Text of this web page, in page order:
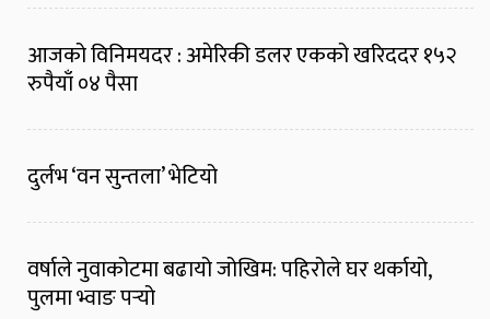
आजको विनिमयदर : अमेरिकी डलर एकको खरिददर १५२
रुपैयाँ ०४ पैसा
दुर्लभ ‘वन सुन्तला’ भेटियो
वर्षाले नुवाकोटमा बढायो जोखिम: पहिरोले घर थर्कायो,
पुलमा भ्वाङ पर्‍यो